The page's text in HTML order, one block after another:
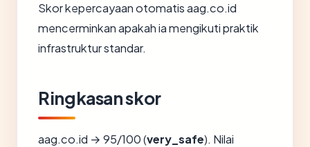
Skor kepercayaan otomatis aag.co.id
mencerminkan apakah ia mengikuti praktik
infrastruktur standar.
Ringkasan skor
aag.co.id → 95/100 (very_safe). Nilai